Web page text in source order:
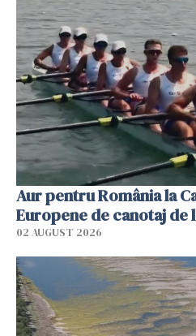
Aur pentru România la
Europene de canotaj de
02 AUGUST 2026